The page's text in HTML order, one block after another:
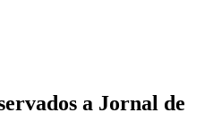
a Jornal de